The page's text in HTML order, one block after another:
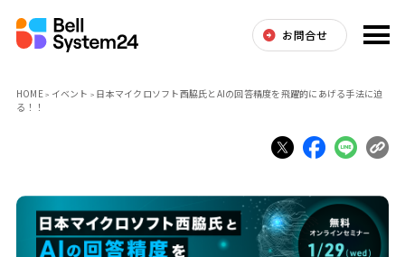
お問合せ
HOME イベント
日本マイクロソフト西脇氏とAIの回答精度を飛躍的にあげる手法に迫
る！！